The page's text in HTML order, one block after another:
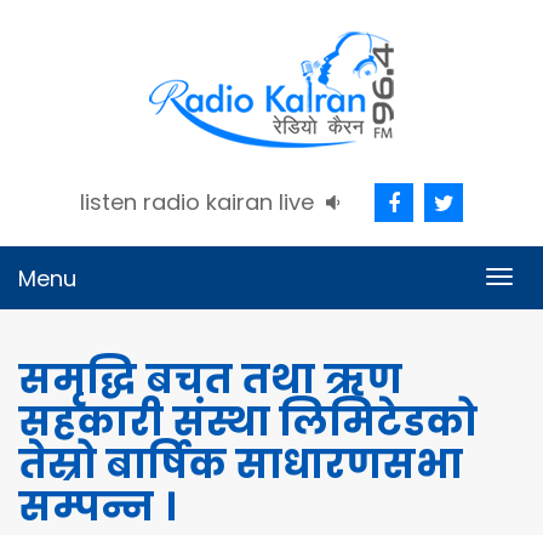
listen radio kairan live
Menu
समृद्धि बचत तथा ऋण
सहकारी संस्था लिमिटेडको
तेस्रो बार्षिक साधारणसभा
सम्पन्न ।